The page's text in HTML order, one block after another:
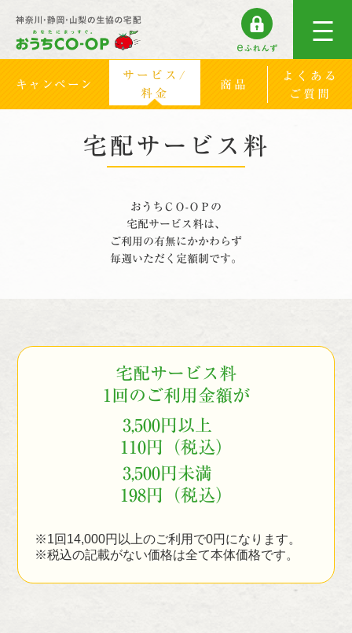
キャンペーン
サービス/
料金
商品
よくある
ご質問
宅配サービス料
おうちＣＯ-ＯＰの
宅配サービス料は、
ご利用の有無にかかわらず
毎週いただく定額制です。
宅配サービス料
1回のご利用金額が
3,500円以上
110円（税込）
3,500円未満
198円（税込）
※1回14,000円以上のご利用で0円になります。
※税込の記載がない価格は全て本体価格です。